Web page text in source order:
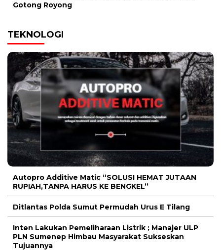
Gotong Royong
TEKNOLOGI
Autopro Additive Matic “SOLUSI HEMAT JUTAAN
RUPIAH,TANPA HARUS KE BENGKEL”
Ditlantas Polda Sumut Permudah Urus E Tilang
Inten Lakukan Pemeliharaan Listrik ; Manajer ULP
PLN Sumenep Himbau Masyarakat Sukseskan
Tujuannya